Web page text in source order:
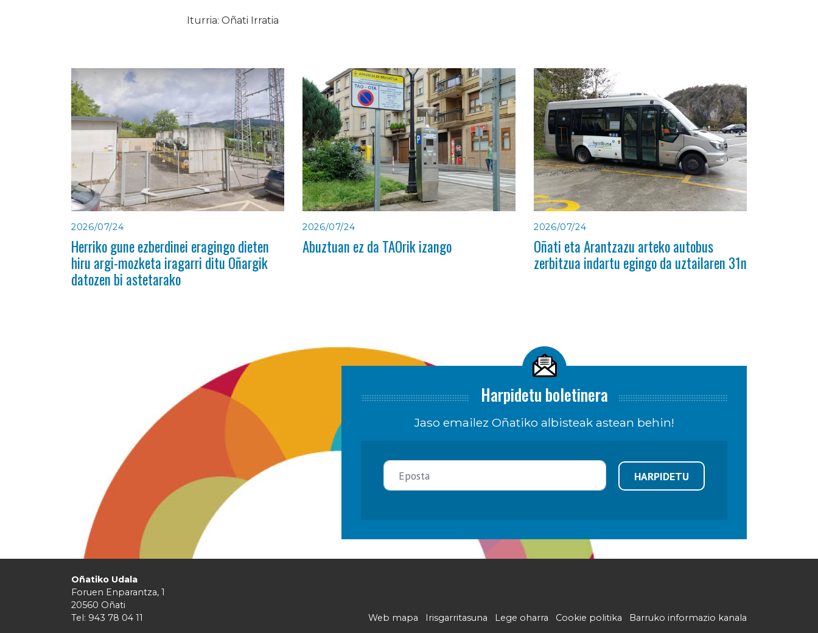
Iturria: Oñati Irratia
2026/07/24
Herriko gune ezberdinei eragingo dieten
hiru argi-mozketa iragarri ditu Oñargik
datozen bi astetarako
2026/07/24
Abuztuan ez da TAOrik izango
2026/07/24
Oñati eta Arantzazu arteko autobus
zerbitzua indartu egingo da uztailaren 31n
Harpidetu boletinera
Jaso emailez Oñatiko albisteak astean behin!
HARPIDETU
Oñatiko Udala
Foruen Enparantza, 1
20560 Oñati
Tel: 943 78 04 11
Web mapa Irisgarritasuna Lege oharra Cookie politika Barruko informazio kanala